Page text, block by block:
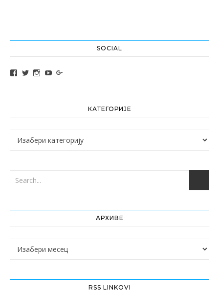
SOCIAL
View altochef’s profile on Facebook
View jovancica73’s profile on Twitter
View jovancica73’s profile on Instagram
View jovancica73’s profile on YouTube
КАТЕГОРИЈЕ
Категорије
АРХИВЕ
Архиве
RSS LINKOVI